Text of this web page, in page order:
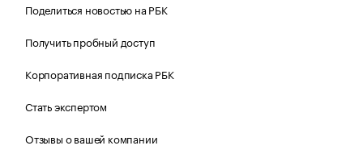
Поделиться новостью на РБК
Получить пробный доступ
Корпоративная подписка РБК
Стать экспертом
Отзывы о вашей компании